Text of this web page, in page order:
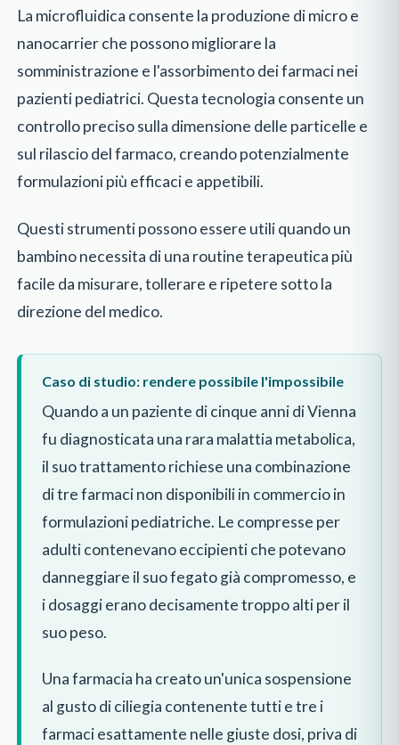
La microfluidica consente la produzione di micro e
nanocarrier che possono migliorare la
somministrazione e l'assorbimento dei farmaci nei
pazienti pediatrici. Questa tecnologia consente un
controllo preciso sulla dimensione delle particelle e
sul rilascio del farmaco, creando potenzialmente
formulazioni più efficaci e appetibili.
Questi strumenti possono essere utili quando un
bambino necessita di una routine terapeutica più
facile da misurare, tollerare e ripetere sotto la
direzione del medico.
Caso di studio: rendere possibile l'impossibile
Quando a un paziente di cinque anni di Vienna
fu diagnosticata una rara malattia metabolica,
il suo trattamento richiese una combinazione
di tre farmaci non disponibili in commercio in
formulazioni pediatriche. Le compresse per
adulti contenevano eccipienti che potevano
danneggiare il suo fegato già compromesso, e
i dosaggi erano decisamente troppo alti per il
suo peso.
Una farmacia ha creato un'unica sospensione
al gusto di ciliegia contenente tutti e tre i
farmaci esattamente nelle giuste dosi, priva di